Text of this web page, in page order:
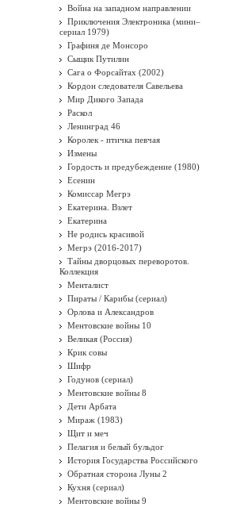
Война на западном направлении
Приключения Электроника (мини–
сериал 1979)
Графиня де Монсоро
Сыщик Путилин
Сага о Форсайтах (2002)
Кордон следователя Савельева
Мир Дикого Запада
Раскол
Ленинград 46
Королек - птичка певчая
Измены
Гордость и предубеждение (1980)
Есенин
Комиссар Мегрэ
Екатерина. Взлет
Екатерина
Не родись красивой
Мегрэ (2016-2017)
Тайны дворцовых переворотов.
Коллекция
Менталист
Пираты / Карибы (сериал)
Орлова и Александров
Ментовские войны 10
Великая (Россия)
Крик совы
Шифр
Годунов (сериал)
Ментовские войны 8
Дети Арбата
Мираж (1983)
Щит и меч
Пелагия и белый бульдог
История Государства Российского
Обратная сторона Луны 2
Кухня (сериал)
Ментовские войны 9